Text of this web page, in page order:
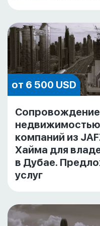
от 6 500 USD
Сопровождение
компаний из
Хайма для
в Дубае.
услуг